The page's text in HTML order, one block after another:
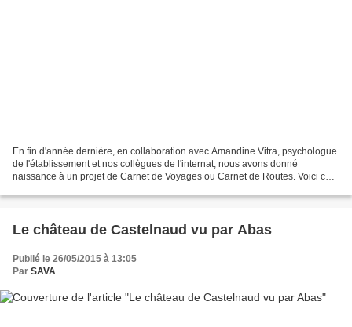
En fin d'année dernière, en collaboration avec Amandine Vitra, psychologue
de l'établissement et nos collègues de l'internat, nous avons donné
naissance à un projet de Carnet de Voyages ou Carnet de Routes. Voici ce
Le château de Castelnaud vu par Abas
Publié le 26/05/2015 à 13:05
Par SAVA